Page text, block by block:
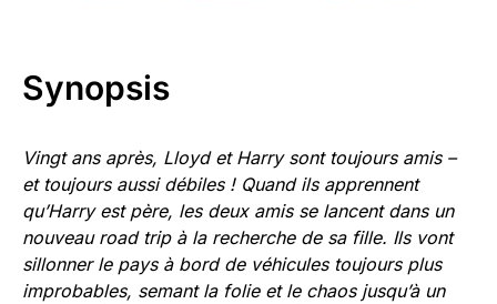
Synopsis
Vingt ans après, Lloyd et Harry sont toujours amis –
et toujours aussi débiles ! Quand ils apprennent
qu’Harry est père, les deux amis se lancent dans un
nouveau road trip à la recherche de sa fille. Ils vont
sillonner le pays à bord de véhicules toujours plus
improbables, semant la folie et le chaos jusqu’à un